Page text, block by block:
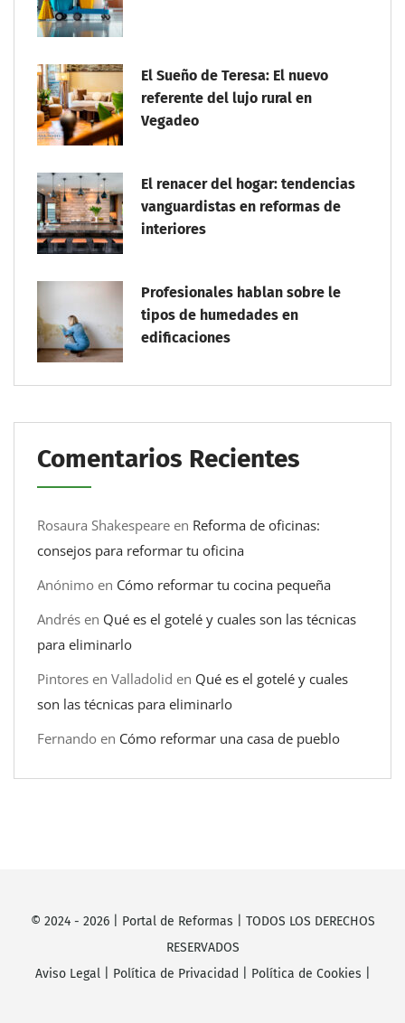
El Sueño de Teresa: El nuevo
referente del lujo rural en
Vegadeo
El renacer del hogar: tendencias
vanguardistas en reformas de
interiores
Profesionales hablan sobre le
tipos de humedades en
edificaciones
Comentarios Recientes
Rosaura Shakespeare en Reforma de oficinas:
consejos para reformar tu oficina
Anónimo en Cómo reformar tu cocina pequeña
Andrés en Qué es el gotelé y cuales son las técnicas
para eliminarlo
Pintores en Valladolid en Qué es el gotelé y cuales
son las técnicas para eliminarlo
Fernando en Cómo reformar una casa de pueblo
© 2024 - 2026| Portal de Reformas | TODOS LOS DERECHOS
RESERVADOS
Aviso Legal| Política de Privacidad Política de Cookies